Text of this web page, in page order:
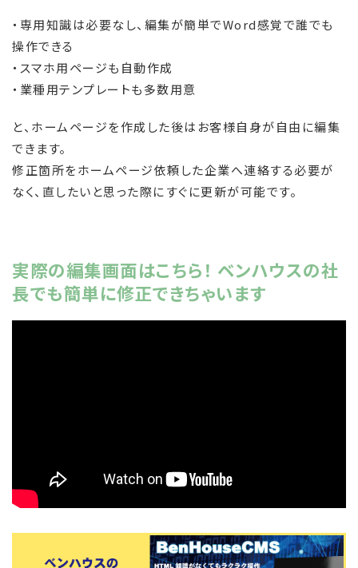
・専用知識は必要なし、編集が簡単でWord感覚で誰でも
操作できる
・スマホ用ページも自動作成
・業種用テンプレートも多数用意
と、ホームページを作成した後はお客様自身が自由に編集
できます。
修正箇所をホームページ依頼した企業へ連絡する必要が
なく、直したいと思った際にすぐに更新が可能です。
実際の編集画面はこちら！ ベンハウスの社
長でも簡単に修正できちゃいます